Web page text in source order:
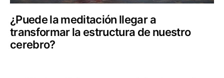
¿Puede la meditación llegar a
transformar la estructura de nuestro
cerebro?